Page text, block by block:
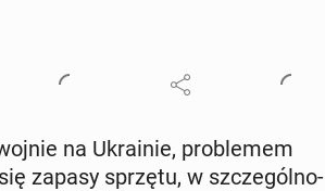
na Ukra­inie, pro­ble­mem
zapasy sprzętu, w szcze­gól­no­